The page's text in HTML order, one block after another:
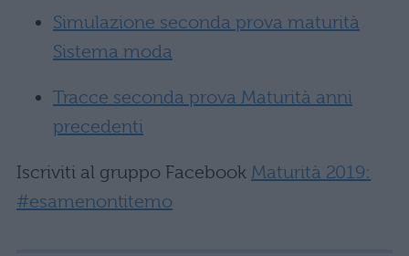
Simulazione seconda prova maturità
Sistema moda
Tracce seconda prova Maturità anni
precedenti
Iscriviti al gruppo Facebook Maturità 2019:
#esamenontitemo